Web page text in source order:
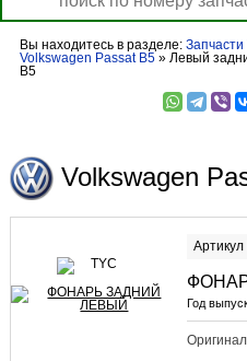
Вы находитесь в разделе:
Volkswagen Passat B5» Левый
B5
Volkswagen
Год